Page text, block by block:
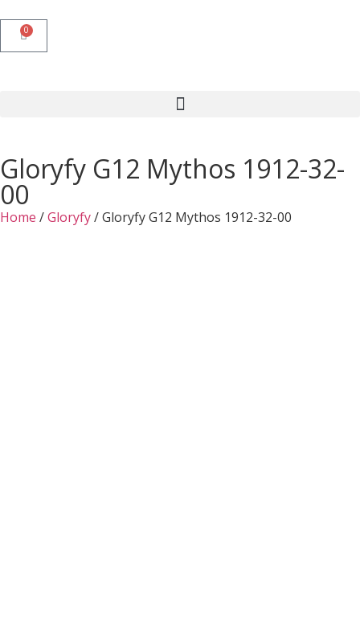
0
Gloryfy G12 Mythos 1912-32-
00
Home /Gloryfy/ Gloryfy G12 Mythos 1912-32-00